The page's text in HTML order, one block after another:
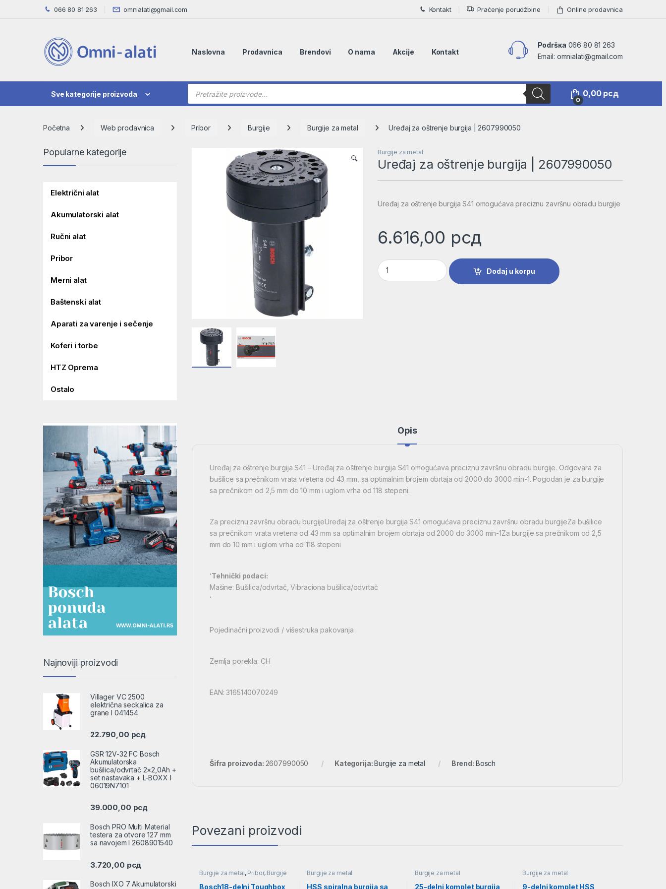
Skip to navigation
Skip to content 066 80 81 263 omnialati@gmail.com Kontakt Praćenje porudžbine Online prodavnica
Naslovna Prodavnica Brendovi O nama Akcije Kontakt
Podršкa 066 80 81 263
Email: omnialati@gmail.com
Sve kategorije proizvoda
Products search
0
0,00 рсд
Početna Web prodavnica Pribor Burgije Burgije za metal Uređaj za oštrenje burgija | 2607990050
🔍
Burgije za metal
Uređaj za oštrenje burgija | 2607990050
Uređaj za oštrenje burgija S41 omogućava preciznu završnu obradu burgije
6.616,00 рсд
Uređaj za oštrenje burgija | 2607990050 količina
Dodaj u korpu
Opis
Uređaj za oštrenje burgija S41 – Uređaj za oštrenje burgija S41 omogućava preciznu završnu obradu burgije. Odgovara za
bušilice sa prečnikom vrata vretena od 43 mm, sa optimalnim brojem obrtaja od 2000 do 3000 min-1. Pogodan je za burgije
sa prečnikom od 2,5 mm do 10 mm i uglom vrha od 118 stepeni.
Za preciznu završnu obradu burgijeUređaj za oštrenje burgija S41 omogućava preciznu završnu obradu burgijeZa bušilice
sa prečnikom vrata vretena od 43 mm sa optimalnim brojem obrtaja od 2000 do 3000 min-1Za burgije sa prečnikom od 2,5
mm do 10 mm i uglom vrha od 118 stepeni
‘Tehnički podaci:
Mašine: Bušilica/odvrtač, Vibraciona bušilica/odvrtač
‘
Pojedinačni proizvodi / višestruka pakovanja
Zemlja porekla: CH
EAN: 3165140070249
Šifra proizvoda: 2607990050 Kategorija:Burgije za metal Brend: Bosch
Povezani proizvodi
Burgije za metal, Pribor, Burgije
Bosch18-delni Toughbox
Burgije za metal
HSS spiralna burgija sa
Burgije za metal
25-delni komplet burgija
Burgije za metal
9-delni komplet HSS
Popularne kategorije
Električni alat
Akumulatorski alat
Ručni alat
Pribor
Merni alat
Baštenski alat
Aparati za varenje i sečenje
Koferi i torbe
HTZ Oprema
Ostalo
Najnoviji proizvodi
Villager VC 2500
električna seckalica za
grane l 041454
22.790,00 рсд
GSR 12V-32 FC Bosch
Akumulatorska
bušilica/odvrtač 2×2,0Ah +
set nastavaka + L-BOXX l
06019N7101
39.000,00 рсд
Bosch PRO Multi Material
testera za otvore 127 mm
sa navojem l 2608901540
3.720,00 рсд
Bosch IXO 7 Akumulatorski